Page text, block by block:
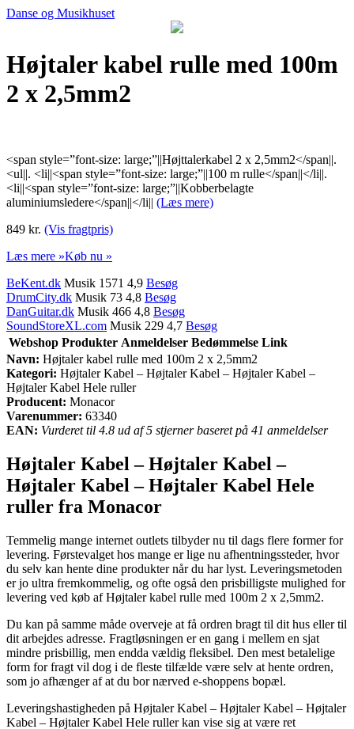
Danse og Musikhuset
Højtaler kabel rulle med 100m
2 x 2,5mm2
<span style=”font-size: large;”||Højttalerkabel 2 x 2,5mm2</span||.
<ul||. <li||<span style=”font-size: large;”||100 m rulle</span||</li||.
<li||<span style=”font-size: large;”||Kobberbelagte
aluminiumsledere</span||</li|| (Læs mere)
849 kr. (Vis fragtpris)
Læs mere »Køb nu »
BeKent.dk Musik 1571 4,9 Besøg
DrumCity.dk Musik 73 4,8 Besøg
DanGuitar.dk Musik 466 4,8 Besøg
SoundStoreXL.com Musik 229 4,7 Besøg
Webshop Produkter Anmeldelser Bedømmelse Link
Navn: Højtaler kabel rulle med 100m 2 x 2,5mm2
Kategori: Højtaler Kabel – Højtaler Kabel – Højtaler Kabel –
Højtaler Kabel Hele ruller
Producent: Monacor
Varenummer: 63340
EAN: Vurderet til 4.8 ud af 5 stjerner baseret på 41 anmeldelser
Højtaler Kabel – Højtaler Kabel –
Højtaler Kabel – Højtaler Kabel Hele
ruller fra Monacor
Temmelig mange internet outlets tilbyder nu til dags flere former for
levering. Førstevalget hos mange er lige nu afhentningssteder, hvor
du selv kan hente dine produkter når du har lyst. Leveringsmetoden
er jo ultra fremkommelig, og ofte også den prisbilligste mulighed for
levering ved køb af Højtaler kabel rulle med 100m 2 x 2,5mm2.
Du kan på samme måde overveje at få ordren bragt til dit hus eller til
dit arbejdes adresse. Fragtløsningen er en gang i mellem en sjat
mindre prisbillig, men endda vældig fleksibel. Den mest betalelige
form for fragt vil dog i de fleste tilfælde være selv at hente ordren,
som jo afhænger af at du bor nærved e-shoppens bopæl.
Leveringshastigheden på Højtaler Kabel – Højtaler Kabel – Højtaler
Kabel – Højtaler Kabel Hele ruller kan vise sig at være ret